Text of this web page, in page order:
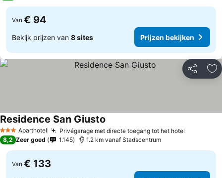
Van € 94
Bekijk prijzen van 8 sites Prijzen bekijken
Delen
3 SterrenAparthotel Privégarage met directe toegang tot het hotel
Residence San Giusto
8,2 Zeer goed 1.145 1.2 km vanaf Stadscentrum
Van € 133